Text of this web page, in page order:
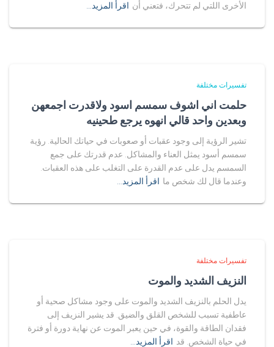
الأخرى اللتي لم تتحرك، فتعني أن اقرأ المزيد…
تفسيرات مختلفة
حلمت اني اشوف سمسم اسود ولاقدرت اجمعهن
وبعدين واحد قالي انهوه يرجع طحينيه
تشير الرؤية إلى وجود عقبات أو صعوبات في حياتك الحالية. رؤية
سمسم أسود يمثل العناء والمشاكل. عدم قدرتك على جمع
السمسم يدل على عدم القدرة على التغلب على هذه العقبات.
وعندما قال لك شخص ما اقرأ المزيد…
تفسيرات مختلفة
النزيف الشديد والموت
يدل الحلم بالنزيف الشديد والموت على وجود مشاكل صحية أو
عاطفية تسبب للشخص القلق والضيق. قد يشير النزيف إلى
فقدان الطاقة والقوة، في حين يعبر الموت عن نهاية دورة أو فترة
في حياة الشخص. قد اقرأ المزيد…